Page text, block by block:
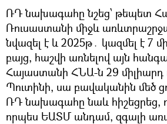
ՌԴ նախագահը նշեց՝ թեպետ
Ռուսաստանի միջև
նվազել է և 2025թ․ կազմել է 7
բայց, հաշվի առնելով այն
Հայաստանի ՀՆԱ-ն 29 միլիարդ
Պուտինի, սա բավականին մեծ
ՌԴ նախագահը նաև հիշեցրեց,
որպես ԵԱՏՄ անդամ, զգալի